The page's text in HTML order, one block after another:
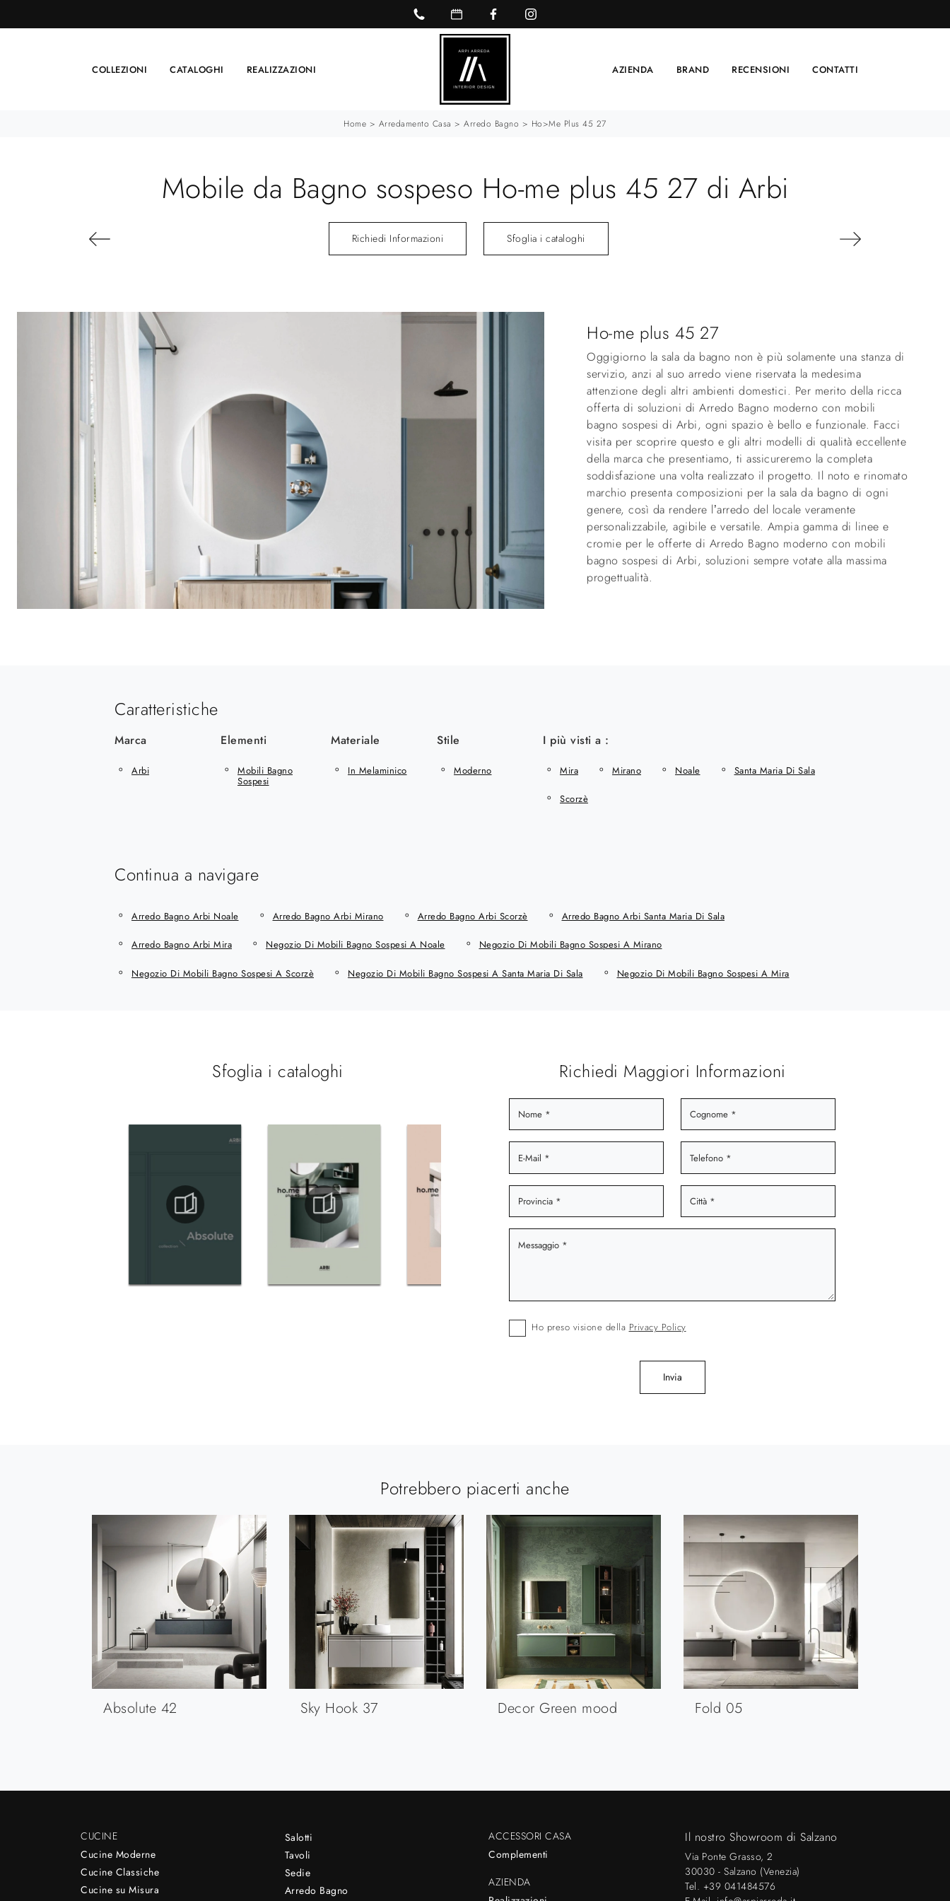
COLLEZIONI CATALOGHI REALIZZAZIONI AZIENDA BRAND RECENSIONI CONTATTI
Home > Arredamento Casa >Arredo Bagno > Ho>me Plus 45 27
Mobile da Bagno sospeso Ho-me plus 45 27 di Arbi
Richiedi Informazioni Sfoglia i cataloghi
Ho-me plus 45 27
Oggigiorno la sala da bagno non è più solamente una stanza di
servizio, anzi al suo arredo viene riservata la medesima
attenzione degli altri ambienti domestici. Per merito della ricca
offerta di soluzioni di Arredo Bagno moderno con mobili
bagno sospesi di Arbi, ogni spazio è bello e funzionale. Facci
visita per scoprire questo e gli altri modelli di qualità eccellente
della marca che presentiamo, ti assicureremo la completa
soddisfazione una volta realizzato il progetto. Il noto e rinomato
marchio presenta composizioni per la sala da bagno di ogni
genere, così da rendere l’arredo del locale veramente
personalizzabile, agibile e versatile. Ampia gamma di linee e
cromie per le offerte di Arredo Bagno moderno con mobili
bagno sospesi di Arbi, soluzioni sempre votate alla massima
progettualità.
Caratteristiche
Marca
Arbi
Elementi
Mobili Bagno
Sospesi
Materiale
In Melaminico
Stile
Moderno
I più visti a :
Mira Mirano Noale Santa Maria Di Sala
Scorzè
Continua a navigare
Arredo Bagno Arbi Noale Arredo Bagno Arbi Mirano Arredo Bagno Arbi Scorzè Arredo Bagno Arbi Santa Maria Di Sala
Arredo Bagno Arbi Mira Negozio Di Mobili Bagno Sospesi A Noale Negozio Di Mobili Bagno Sospesi A Mirano
Negozio Di Mobili Bagno Sospesi A Scorzè Negozio Di Mobili Bagno Sospesi A Santa Maria Di Sala Negozio Di Mobili Bagno Sospesi A Mira
Sfoglia i cataloghi Richiedi Maggiori Informazioni
Ho preso visione della Privacy Policy
Invia
Potrebbero piacerti anche
Absolute 42 Sky Hook 37 Decor Green mood Fold 05
CUCINE
Cucine Moderne
Cucine Classiche
Cucine su Misura
Salotti
Tavoli
Sedie
Arredo Bagno
ACCESSORI CASA
Complementi
AZIENDA
Il nostro Showroom di Salzano
Via Ponte Grasso, 2
30030 - Salzano (Venezia)
Tel. +39 041484576